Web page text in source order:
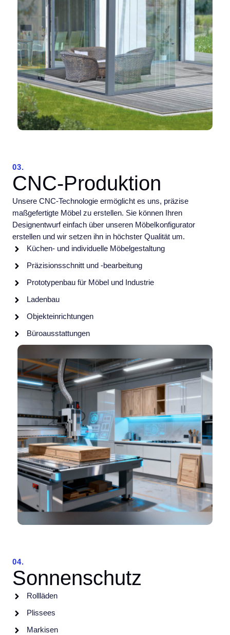
03.
CNC-Produktion
Unsere CNC-Technologie ermöglicht es uns, präzise
maßgefertigte Möbel zu erstellen. Sie können Ihren
Designentwurf einfach über unseren Möbelkonfigurator
erstellen und wir setzen ihn in höchster Qualität um.
Küchen- und individuelle Möbelgestaltung
Präzisionsschnitt und -bearbeitung
Prototypenbau für Möbel und Industrie
Ladenbau
Objekteinrichtungen
Büroausstattungen
04.
Sonnenschutz
Rollläden
Plissees
Markisen